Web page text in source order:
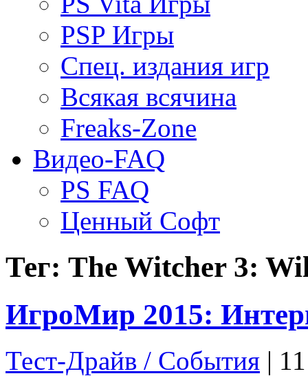
PSP Игры
Спец. издания игр
Всякая всячина
Freaks-Zone
Видео-FAQ
PS FAQ
Ценный Софт
Тег: The Witcher 3:
ИгроМир 2015:
Тест-Драйв / Cобытия |